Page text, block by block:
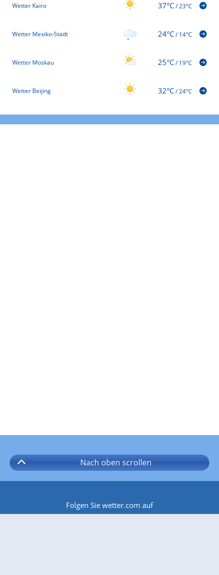
Wetter Kairo 37°C/23°C
Wetter Mexiko-Stadt 24°C/14°C
Wetter Moskau 25°C/19°C
Wetter Beijing 32°C/24°C
Nach oben scrollen
Folgen Sie wetter.com auf